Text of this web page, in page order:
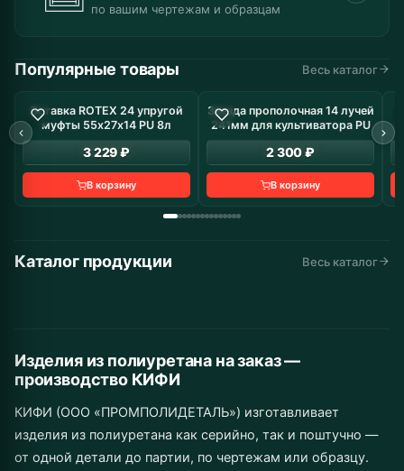
по вашим чертежам и образцам
Популярные товары Весь каталог
В наличие: 8 шт
Вставка ROTEX 24 упругой
муфты 55х27х14 PU 8л
3 229 ₽
В корзину
В наличие: 19 шт
Звезда прополочная 14 лучей
241мм для культиватора PU
2 300 ₽
В корзину
Каталог продукции Весь каталог
Автомобильные
запчасти
Дорожная
техника
Горнодобывающая
Конвейеры и
Промышленное
Изделия из полиуретана на заказ —
производство КИФИ
КИФИ (ООО «ПРОМПОЛИДЕТАЛЬ») изготавливает
изделия из полиуретана как серийно, так и поштучно —
от одной детали до партии, по чертежам или образцу.